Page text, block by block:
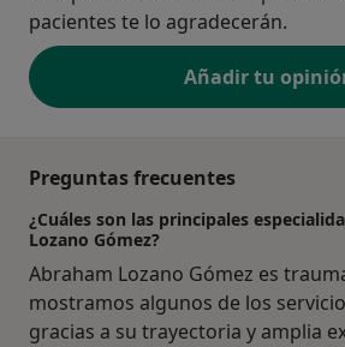
pacientes te lo agradecerán.
Añadir tu
Preguntas frecuentes
¿Cuáles son las principales
Lozano Gómez?
Abraham Lozano Gómez es
mostramos algunos de los
gracias a su trayectoria y amplia